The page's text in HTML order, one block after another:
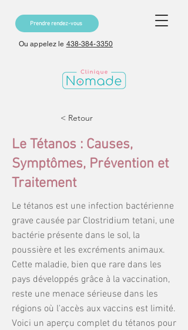
Prendre rendez-vous
Ou appelez le 438-384-3350
< Retour
Le Tétanos : Causes,
Symptômes, Prévention et
Traitement
Le tétanos est une infection bactérienne
grave causée par Clostridium tetani, une
bactérie présente dans le sol, la
poussière et les excréments animaux.
Cette maladie, bien que rare dans les
pays développés grâce à la vaccination,
reste une menace sérieuse dans les
régions où l'accès aux vaccins est limité.
Voici un aperçu complet du tétanos pour